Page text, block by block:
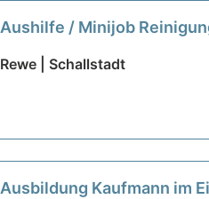
Aushilfe / Minijob
Rewe | Schallstadt
Ausbildung Kaufmann im